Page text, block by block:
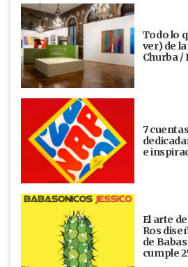
Todo lo
ver) de
Churba
7
e
El arte
Ros
de
cumple